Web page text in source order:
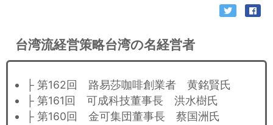
台湾流経営策略台湾の名経営者
├ 第162回 路易莎咖啡創業者 黄銘賢氏
├ 第161回 可成科技董事長 洪水樹氏
├ 第160回 金可集団董事長 蔡国洲氏